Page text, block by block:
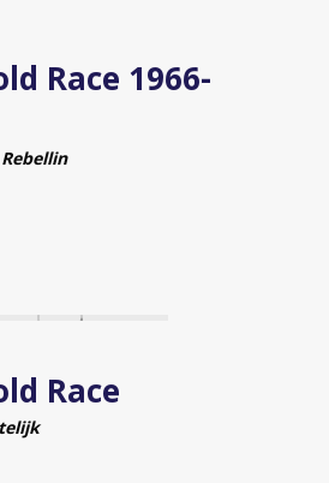
Race 1966-
Race